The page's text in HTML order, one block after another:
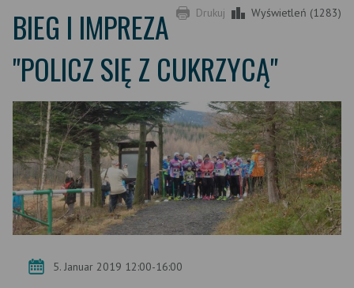
Drukuj Wyświetleń (1283)
BIEG I IMPREZA
"POLICZ SIĘ Z CUKRZYCĄ"
5. Januar 2019 12:00-16:00